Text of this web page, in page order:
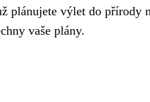
plánujete výlet do přírody
vaše plány.